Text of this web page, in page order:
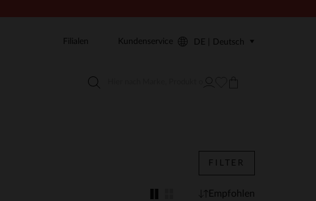
Filialen Kundenservice DE | Deutsch
FILTER
Empfohlen